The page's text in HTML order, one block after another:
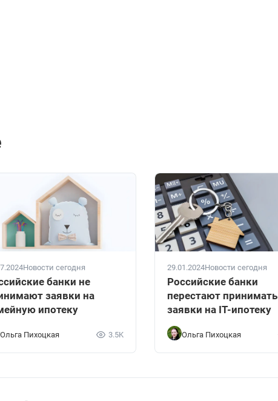
Новости сегодня
банки не
заявки на
ипотеку
Ольга Пихоцкая 3.5K
29.01.2024Новости сегодня
Российские банки
перестают принимать
заявки на IT-ипотеку
Ольга Пихоцкая